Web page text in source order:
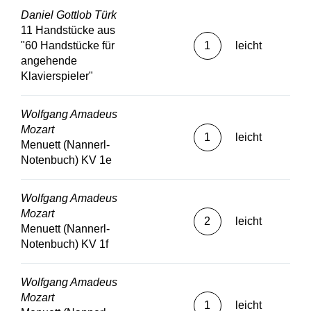
Daniel Gottlob Türk
11 Handstücke aus
"60 Handstücke für
angehende
Klavierspieler"
1 leicht
Wolfgang Amadeus
Mozart
Menuett (Nannerl-
Notenbuch) KV 1e
1 leicht
Wolfgang Amadeus
Mozart
Menuett (Nannerl-
Notenbuch) KV 1f
2 leicht
Wolfgang Amadeus
Mozart
1 leicht